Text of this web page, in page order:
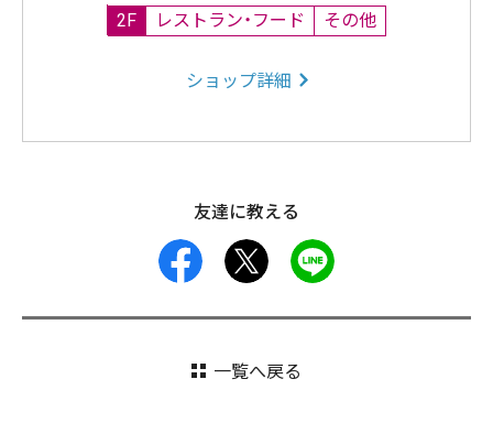
2F レストラン・フード その他
ショップ詳細
友達に教える
facebook
一覧へ戻る